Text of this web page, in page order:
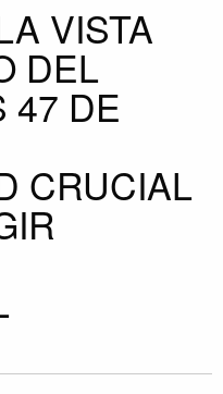
VISTA
DEL
47 DE
CRUCIAL